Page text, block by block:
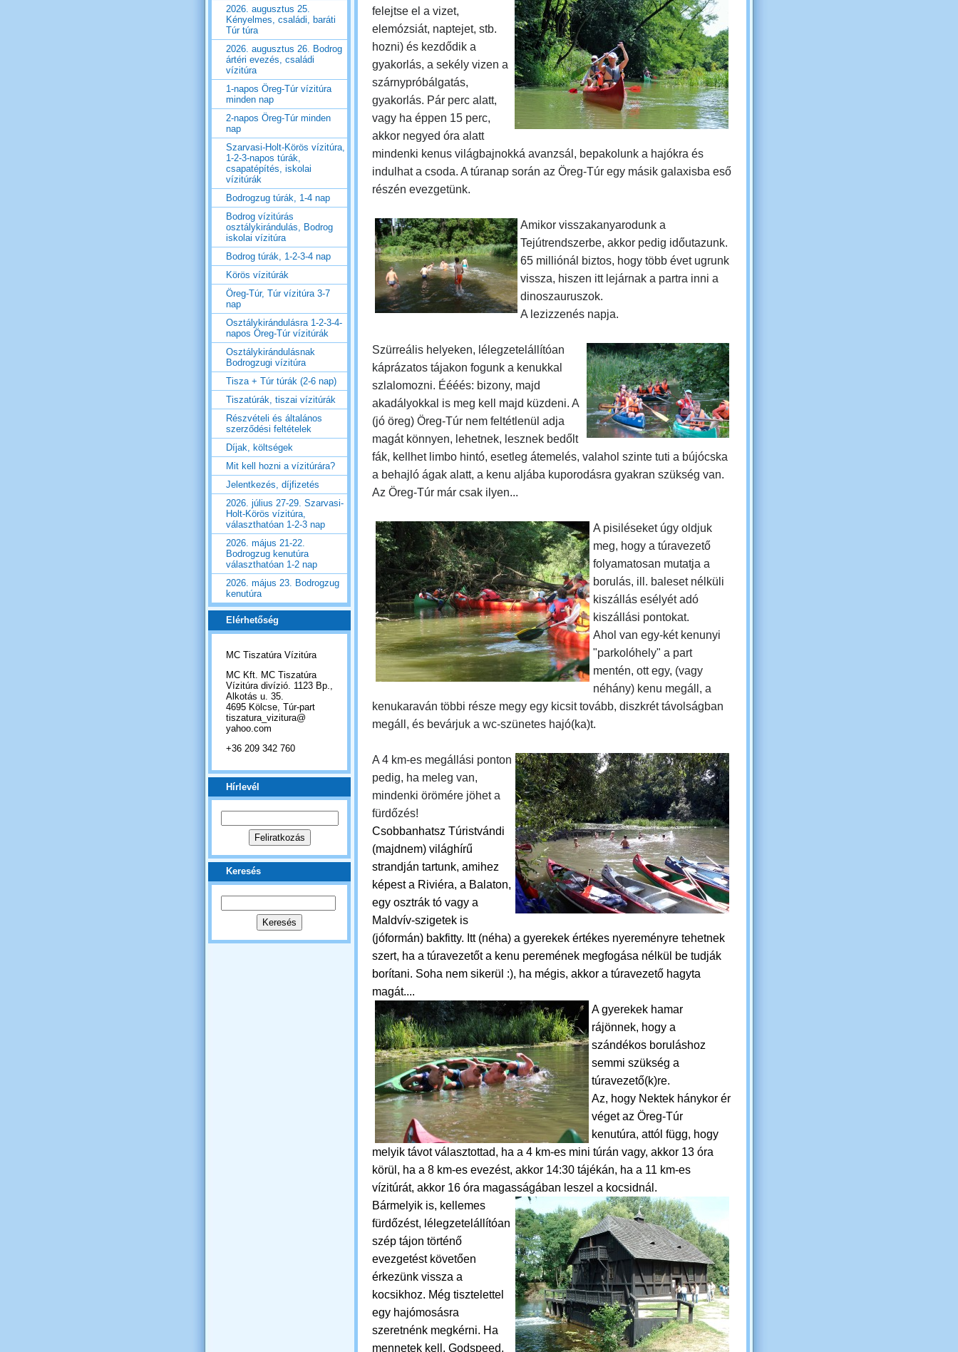
felejtse el a vizet,
elemózsiát, naptejet, stb.
hozni) és kezdődik a
gyakorlás, a sekély vizen a
szárnypróbálgatás,
gyakorlás. Pár perc alatt,
vagy ha éppen 15 perc,
akkor negyed óra alatt
mindenki kenus világbajnokká avanzsál, bepakolunk a hajókra és
indulhat a csoda. A túranap során az Öreg-Túr egy másik galaxisba eső
részén evezgetünk.
Amikor visszakanyarodunk a
Tejútrendszerbe, akkor pedig időutazunk.
65 milliónál biztos, hogy több évet ugrunk
vissza, hiszen itt lejárnak a partra inni a
dinoszauruszok.
A lezizzenés napja.
Szürreális helyeken, lélegzetelállítóan
káprázatos tájakon fogunk a kenukkal
szlalomozni. Éééés: bizony, majd
akadályokkal is meg kell majd küzdeni. A
(jó öreg) Öreg-Túr nem feltétlenül adja
magát könnyen, lehetnek, lesznek bedőlt
fák, kellhet limbo hintó, esetleg átemelés, valahol szinte tuti a bújócska
a behajló ágak alatt, a kenu aljába kuporodásra gyakran szükség van.
Az Öreg-Túr már csak ilyen...
A pisiléseket úgy oldjuk
meg, hogy a túravezető
folyamatosan mutatja a
borulás, ill. baleset nélküli
kiszállás esélyét adó
kiszállási pontokat.
Ahol van egy-két kenunyi
"parkolóhely" a part
mentén, ott egy, (vagy
néhány) kenu megáll, a
kenukaraván többi része megy egy kicsit tovább, diszkrét távolságban
megáll, és bevárjuk a wc-szünetes hajó(ka)t.
A 4 km-es megállási ponton
pedig, ha meleg van,
mindenki örömére jöhet a
fürdőzés!
Csobbanhatsz Túristvándi
(majdnem) világhírű
strandján tartunk, amihez
képest a Riviéra, a Balaton,
egy osztrák tó vagy a
Maldvív-szigetek is
(jóformán) bakfitty. Itt (néha) a gyerekek értékes nyereményre tehetnek
szert, ha a túravezetőt a kenu peremének megfogása nélkül be tudják
borítani. Soha nem sikerül :), ha mégis, akkor a túravezető hagyta
magát....
A gyerekek hamar
rájönnek, hogy a
szándékos boruláshoz
semmi szükség a
túravezető(k)re.
Az, hogy Nektek hánykor ér
véget az Öreg-Túr
kenutúra, attól függ, hogy
melyik távot választottad, ha a 4 km-es mini túrán vagy, akkor 13 óra
körül, ha a 8 km-es evezést, akkor 14:30 tájékán, ha a 11 km-es
vízitúrát, akkor 16 óra magasságában leszel a kocsidnál.
Bármelyik is, kellemes
fürdőzést, lélegzetelállítóan
szép tájon történő
evezgetést követően
érkezünk vissza a
kocsikhoz. Még tisztelettel
egy hajómosásra
szeretnénk megkérni. Ha
mennetek kell, Godspeed,
2026. augusztus 25.
Kényelmes, családi, baráti
Túr túra
2026. augusztus 26. Bodrog
ártéri evezés, családi
vízitúra
1-napos Öreg-Túr vízitúra
minden nap
2-napos Öreg-Túr minden
nap
Szarvasi-Holt-Körös vízitúra,
1-2-3-napos túrák,
csapatépítés, iskolai
vízitúrák
Bodrogzug túrák, 1-4 nap
Bodrog vízitúrás
osztálykirándulás, Bodrog
iskolai vízitúra
Bodrog túrák, 1-2-3-4 nap
Körös vízitúrák
Öreg-Túr, Túr vízitúra 3-7
nap
Osztálykirándulásra 1-2-3-4-
napos Öreg-Túr vízitúrák
Osztálykirándulásnak
Bodrogzugi vízitúra
Tisza + Túr túrák (2-6 nap)
Tiszatúrák, tiszai vízitúrák
Részvételi és általános
szerződési feltételek
Díjak, költségek
Mit kell hozni a vízitúrára?
Jelentkezés, díjfizetés
2026. július 27-29. Szarvasi-
Holt-Körös vízitúra,
választhatóan 1-2-3 nap
2026. május 21-22.
Bodrogzug kenutúra
választhatóan 1-2 nap
2026. május 23. Bodrogzug
kenutúra
Elérhetőség
MC Tiszatúra Vízitúra
MC Kft. MC Tiszatúra
Vízitúra divízió. 1123 Bp.,
Alkotás u. 35.
4695 Kölcse, Túr-part
tiszatura_vizitura@
yahoo.com
+36 209 342 760
Hírlevél
Keresés